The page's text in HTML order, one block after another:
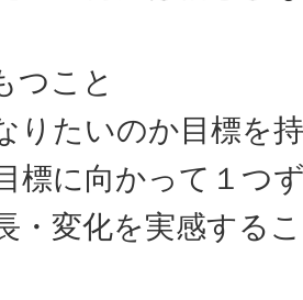
つこと
りたいのか目標を
標に向かって１つ
・変化を実感する